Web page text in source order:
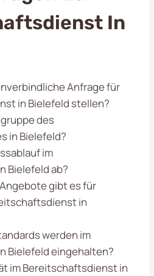
In
Anfrage für
in Bielefeld stellen?
des
in Bielefeld?
im
Bielefeld ab?
gibt es für
in
werden im
Bielefeld eingehalten?
im Bereitschaftsdienst in